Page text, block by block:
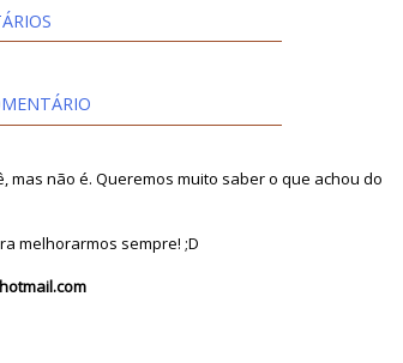
mas não é. Queremos muito saber o que achou do
melhorarmos sempre! ;D